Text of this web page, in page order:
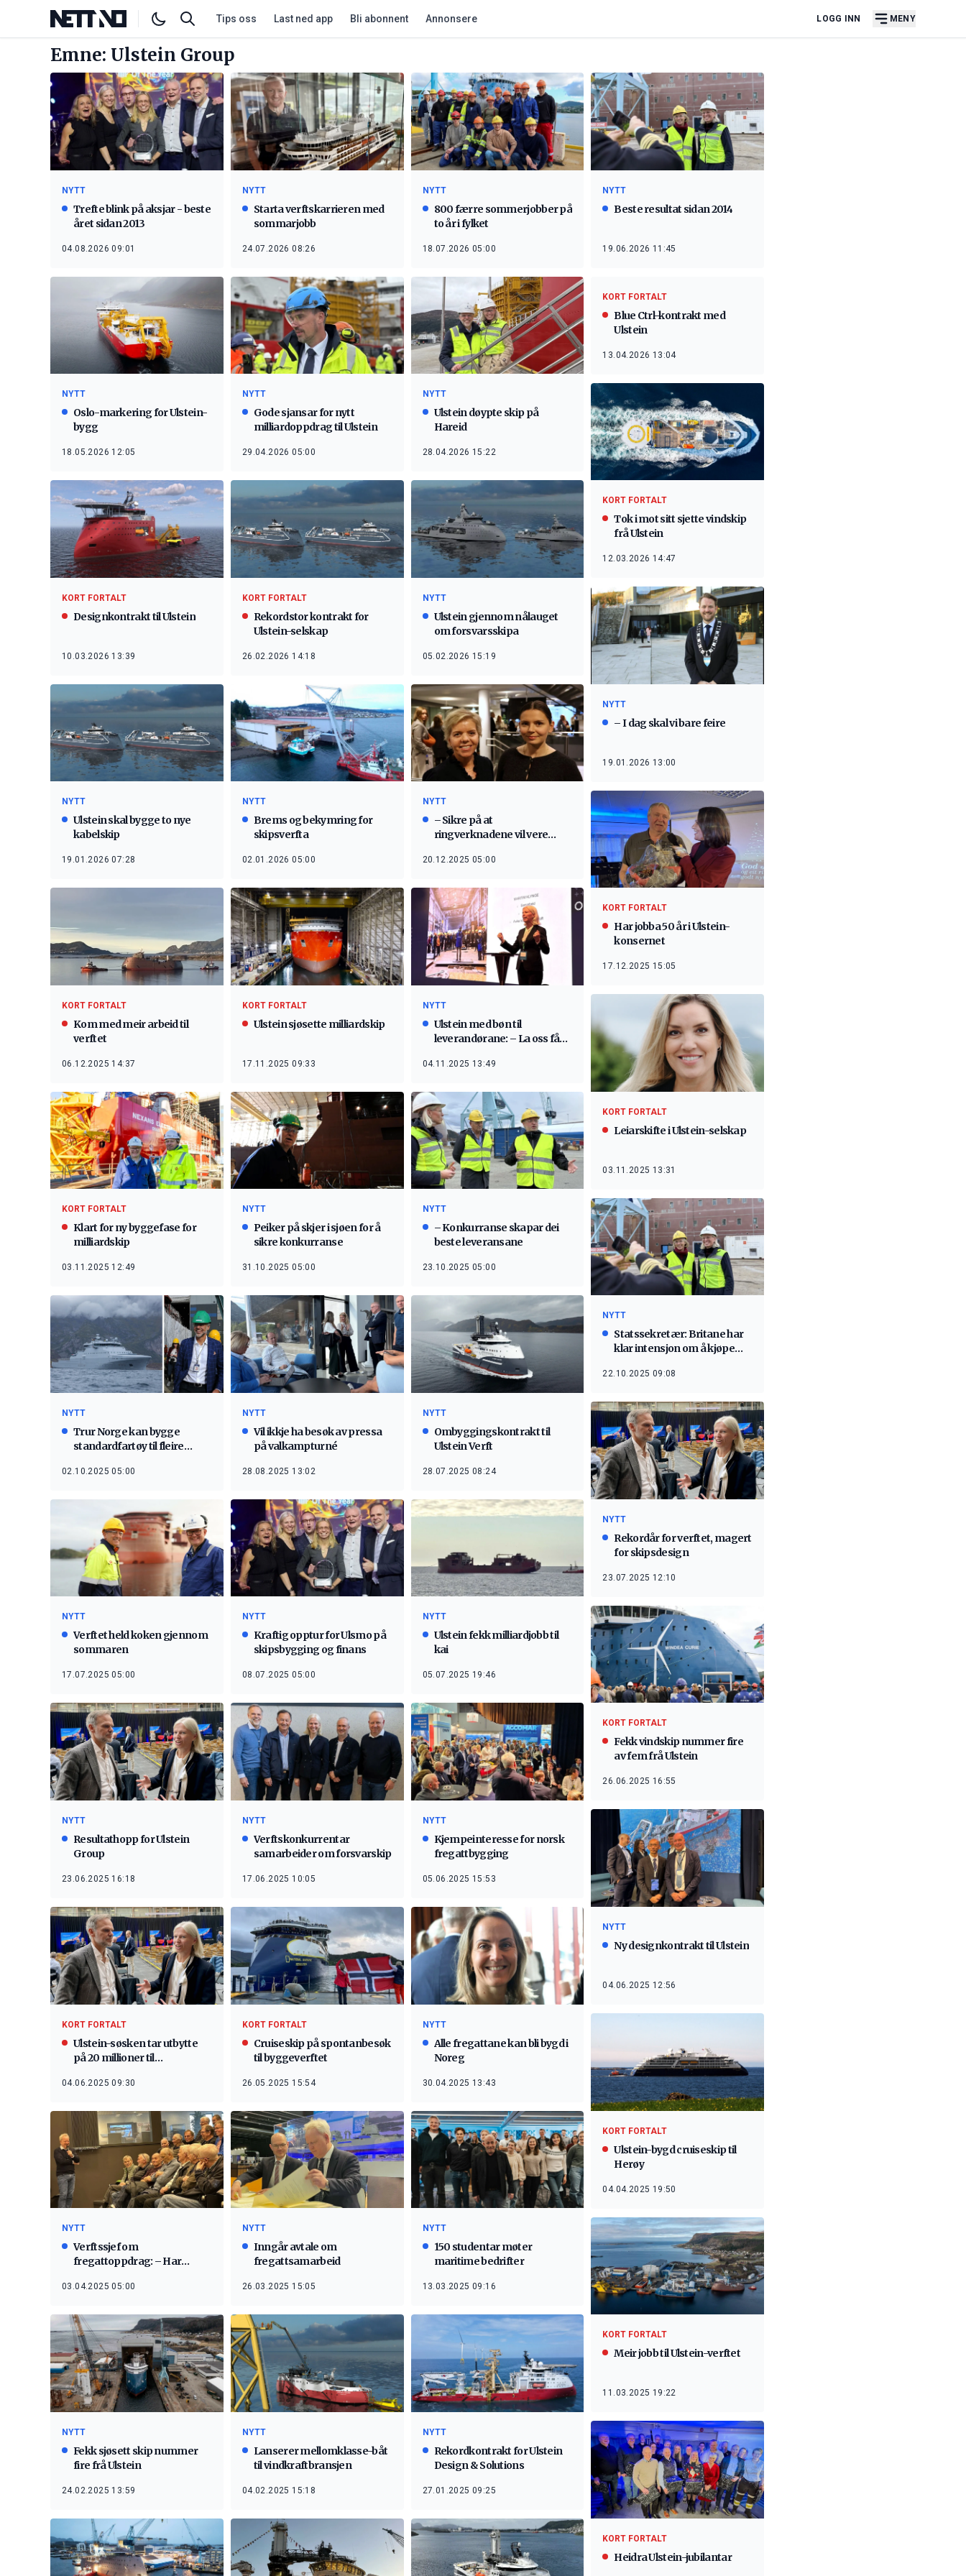
Tips oss Last ned app Bli abonnent Annonsere LOGG INN MENY
Emne: Ulstein Group
NYTT
Trefte blink på aksjar - beste
året sidan 2013
04.08.2026 09:01
NYTT
Starta verftskarrieren med
sommarjobb
24.07.2026 08:26
NYTT
800 færre sommerjobber på
to år i fylket
18.07.2026 05:00
NYTT
Beste resultat sidan 2014
19.06.2026 11:45
NYTT
Oslo-markering for Ulstein-
bygg
18.05.2026 12:05
NYTT
Gode sjansar for nytt
milliardoppdrag til Ulstein
29.04.2026 05:00
NYTT
Ulstein døypte skip på
Hareid
28.04.2026 15:22
KORT FORTALT
Blue Ctrl-kontrakt med
Ulstein
13.04.2026 13:04
KORT FORTALT
Tok i mot sitt sjette vindskip
frå Ulstein
12.03.2026 14:47
KORT FORTALT
Designkontrakt til Ulstein
10.03.2026 13:39
KORT FORTALT
Rekordstor kontrakt for
Ulstein-selskap
26.02.2026 14:18
NYTT
Ulstein gjennom nålauget
om forsvarsskipa
05.02.2026 15:19
NYTT
– I dag skal vi bare feire
19.01.2026 13:00
NYTT
Ulstein skal bygge to nye
kabelskip
19.01.2026 07:28
NYTT
Brems og bekymring for
skipsverfta
02.01.2026 05:00
NYTT
– Sikre på at
ringverknadene vil vere
20.12.2025 05:00
KORT FORTALT
Har jobba 50 år i Ulstein-
konsernet
17.12.2025 15:05
KORT FORTALT
Kom med meir arbeid til
verftet
06.12.2025 14:37
KORT FORTALT
Ulstein sjøsette milliardskip
17.11.2025 09:33
NYTT
Ulstein med bøn til
leverandørane: – La oss få
04.11.2025 13:49
KORT FORTALT
Leiarskifte i Ulstein-selskap
03.11.2025 13:31
KORT FORTALT
Klart for ny byggefase for
03.11.2025 12:49
NYTT
Peiker på skjer i sjøen for å
sikre konkurranse
31.10.2025 05:00
NYTT
– Konkurranse skapar dei
beste leveransane
23.10.2025 05:00
NYTT
Statssekretær: Britane har
klar intensjon om å kjøpe
22.10.2025 09:08
NYTT
Trur Norge kan bygge
standardfartøy til fleire
02.10.2025 05:00
NYTT
Vil ikkje ha besøk av pressa
på valkampturné
28.08.2025 13:02
NYTT
Ombyggingskontrakt til
Ulstein Verft
28.07.2025 08:24
NYTT
Rekordår for verftet, magert
for skipsdesign
23.07.2025 12:10
NYTT
Verftet held koken gjennom
sommaren
17.07.2025 05:00
NYTT
Kraftig opptur for Ulsmo på
skipsbygging og finans
08.07.2025 05:00
NYTT
Ulstein fekk milliardjobb til
kai
05.07.2025 19:46
KORT FORTALT
Fekk vindskip nummer fire
av fem frå Ulstein
26.06.2025 16:55
NYTT
Resultathopp for Ulstein
Group
23.06.2025 16:18
NYTT
Verftskonkurrentar
samarbeider om forsvarskip
17.06.2025 10:05
NYTT
Kjempeinteresse for norsk
fregattbygging
05.06.2025 15:53
NYTT
Ny designkontrakt til Ulstein
04.06.2025 12:56
KORT FORTALT
Ulstein-søsken tar utbytte
på 20 millioner til
04.06.2025 09:30
KORT FORTALT
Cruiseskip på spontanbesøk
til byggeverftet
26.05.2025 15:54
NYTT
Alle fregattane kan bli bygd i
Noreg
30.04.2025 13:43
KORT FORTALT
Ulstein-bygd cruiseskip til
Herøy
04.04.2025 19:50
NYTT
Verftssjef om
fregattoppdrag: – Har
03.04.2025 05:00
NYTT
Inngår avtale om
fregattsamarbeid
26.03.2025 15:05
NYTT
150 studentar møter
maritime bedrifter
13.03.2025 09:16
KORT FORTALT
Meir jobb til Ulstein-verftet
11.03.2025 19:22
NYTT
Fekk sjøsett skip nummer
fire frå Ulstein
24.02.2025 13:59
NYTT
Lanserer mellomklasse-båt
til vindkraftbransjen
04.02.2025 15:18
NYTT
Rekordkontrakt for Ulstein
Design & Solutions
27.01.2025 09:25
KORT FORTALT
Heidra Ulstein-jubilantar